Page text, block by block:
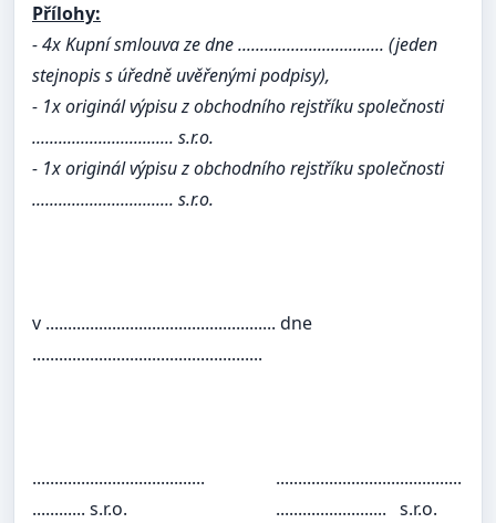
Přílohy:
- 4x Kupní smlouva ze dne ................................. (jeden
stejnopis s úředně uvěřenými podpisy),
- 1x originál výpisu z obchodního rejstříku společnosti
................................ s.r.o.
- 1x originál výpisu z obchodního rejstříku společnosti
................................ s.r.o.
v .................................................... dne
....................................................
.......................................
............ s.r.o.
..........................................
......................... s.r.o.